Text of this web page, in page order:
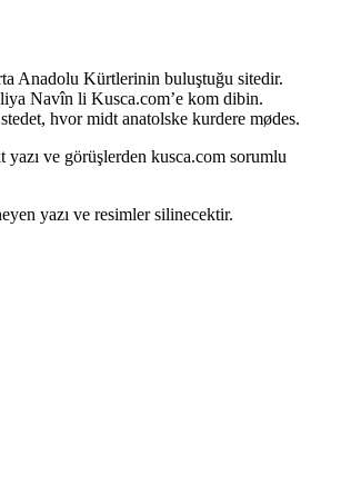
Anadolu Kürtlerinin buluştuğu sitedir.
Navîn li Kusca.com’e kom dibin.
hvor midt anatolske kurdere mødes.
ve görüşlerden kusca.com sorumlu
yazı ve resimler silinecektir.